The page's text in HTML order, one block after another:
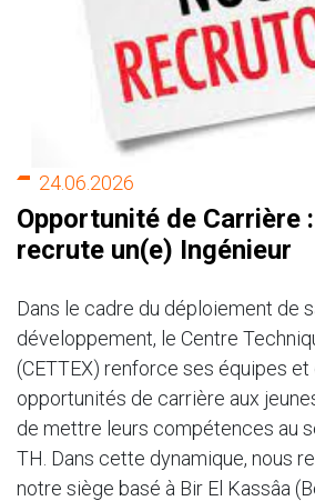
24.06.2026
Opportunité de Carrière
recrute un(e) Ingénieur
Dans le cadre du déploiement de
développement, le Centre
(CETTEX) renforce ses équipes
opportunités de carrière aux
de mettre leurs compétences au
TH. Dans cette dynamique, nous
notre siège basé à Bir El Kassâa